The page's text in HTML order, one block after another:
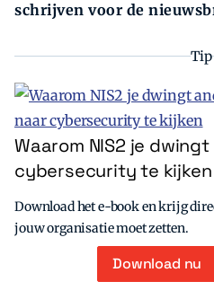
schrijven voor de
Tip
Waarom NIS2 je
cybersecurity te kijken
Download het e-book en krijg
jouw organisatie moet zetten.
Download nu